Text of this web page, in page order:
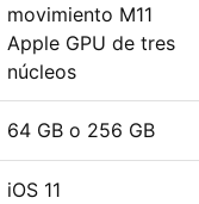
movimiento M11
Apple GPU de tres
núcleos
64 GB o 256 GB
iOS 11